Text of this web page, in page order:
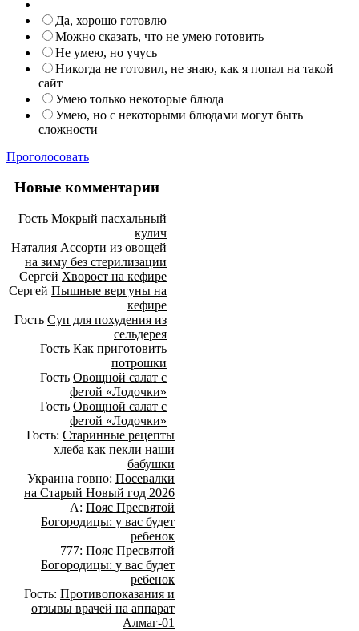
Да, хорошо готовлю
Можно сказать, что не умею готовить
Не умею, но учусь
Никогда не готовил, не знаю, как я попал на такой
сайт
Умею только некоторые блюда
Умею, но с некоторыми блюдами могут быть
сложности
Проголосовать
Новые комментарии
Гость Мокрый пасхальный
кулич
Наталия Ассорти из овощей
на зиму без стерилизации
Сергей Хворост на кефире
Сергей Пышные вергуны на
кефире
Гость Суп для похудения из
сельдерея
Гость Как приготовить
потрошки
Гость Овощной салат с
фетой «Лодочки»
Гость Овощной салат с
фетой «Лодочки»
Гость: Старинные рецепты
хлеба как пекли наши
бабушки
Украина говно: Посевалки
на Старый Новый год 2026
А: Пояс Пресвятой
Богородицы: у вас будет
ребенок
777: Пояс Пресвятой
Богородицы: у вас будет
ребенок
Гость: Противопоказания и
отзывы врачей на аппарат
Алмаг-01